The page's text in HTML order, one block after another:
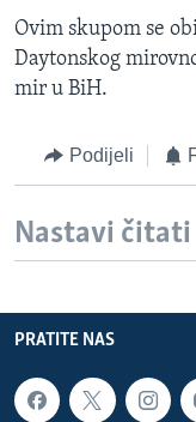
Learning English
PRATITE NAS
Jezici
Ovim skupom se
Daytonskog
mir u BiH.
Podijeli
Nastavi čitati
PRATITE NAS